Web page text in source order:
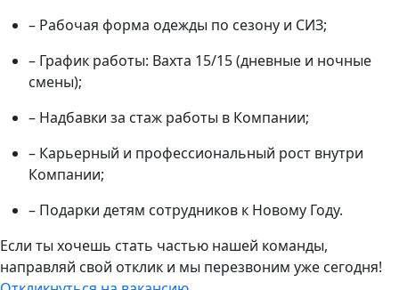
– Рабочая форма одежды по сезону и СИЗ;
– График работы: Вахта 15/15 (дневные и ночные
смены);
– Надбавки за стаж работы в Компании;
– Карьерный и профессиональный рост внутри
Компании;
– Подарки детям сотрудников к Новому Году.
Если ты хочешь стать частью нашей команды,
направляй свой отклик и мы перезвоним уже сегодня!